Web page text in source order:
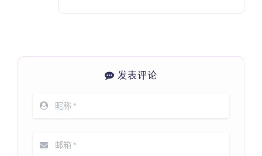
发表评论